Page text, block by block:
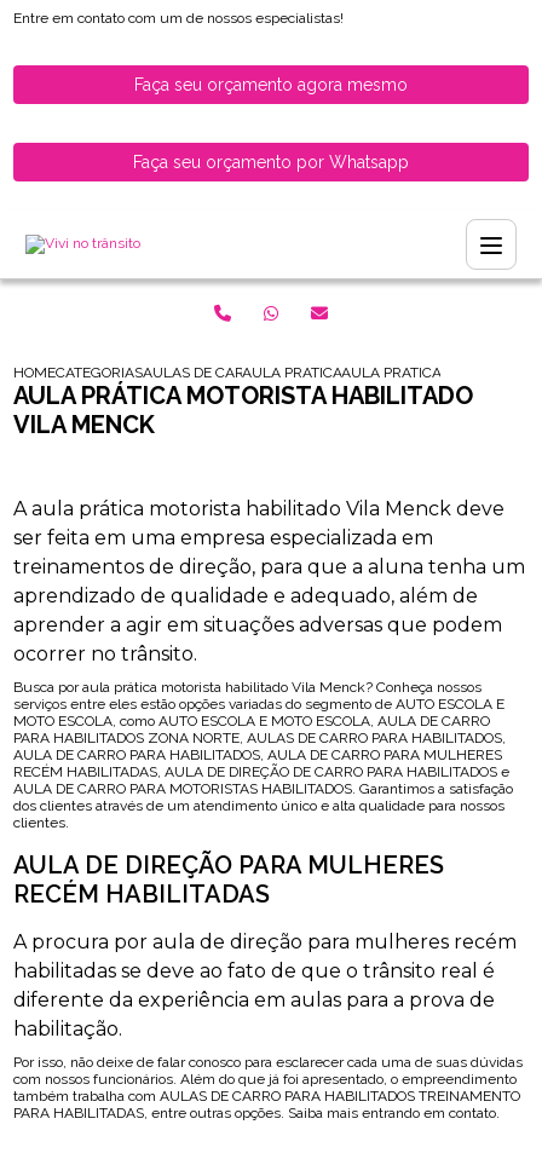
Entre em contato com um de nossos especialistas!
Faça seu orçamento agora mesmo
Faça seu orçamento por Whatsapp
HOMECATEGORIASAULAS DE CARRO PARA HABILITADOS
AULA PRATICA DE CARROAULA PRATICA MOTORISTA
AULA PRÁTICA MOTORISTA HABILITADO
VILA MENCK
A aula prática motorista habilitado Vila Menck deve
ser feita em uma empresa especializada em
treinamentos de direção, para que a aluna tenha um
aprendizado de qualidade e adequado, além de
aprender a agir em situações adversas que podem
ocorrer no trânsito.
Busca por aula prática motorista habilitado Vila Menck? Conheça nossos
serviços entre eles estão opções variadas do segmento de AUTO ESCOLA E
MOTO ESCOLA, como AUTO ESCOLA E MOTO ESCOLA, AULA DE CARRO
PARA HABILITADOS ZONA NORTE, AULAS DE CARRO PARA HABILITADOS,
AULA DE CARRO PARA HABILITADOS, AULA DE CARRO PARA MULHERES
RECÉM HABILITADAS, AULA DE DIREÇÃO DE CARRO PARA HABILITADOS e
AULA DE CARRO PARA MOTORISTAS HABILITADOS. Garantimos a satisfação
dos clientes através de um atendimento único e alta qualidade para nossos
clientes.
AULA DE DIREÇÃO PARA MULHERES
RECÉM HABILITADAS
A procura por aula de direção para mulheres recém
habilitadas se deve ao fato de que o trânsito real é
diferente da experiência em aulas para a prova de
habilitação.
Por isso, não deixe de falar conosco para esclarecer cada uma de suas dúvidas
com nossos funcionários. Além do que já foi apresentado, o empreendimento
também trabalha com AULAS DE CARRO PARA HABILITADOS TREINAMENTO
PARA HABILITADAS, entre outras opções. Saiba mais entrando em contato.